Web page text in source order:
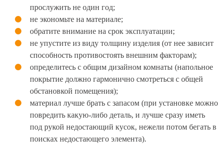
прослужить не один год;
не экономьте на материале;
обратите внимание на срок эксплуатации;
не упустите из виду толщину изделия (от нее зависит
способность противостоять внешним факторам);
определитесь с общим дизайном комнаты (напольное
покрытие должно гармонично смотреться с общей
обстановкой помещения);
материал лучше брать с запасом (при установке можно
повредить какую-либо деталь, и лучше сразу иметь
под рукой недостающий кусок, нежели потом бегать в
поисках недостающего элемента).